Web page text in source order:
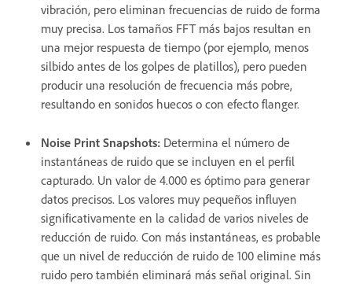
vibración, pero eliminan frecuencias de ruido de forma
muy precisa. Los tamaños FFT más bajos resultan en
una mejor respuesta de tiempo (por ejemplo, menos
silbido antes de los golpes de platillos), pero pueden
producir una resolución de frecuencia más pobre,
resultando en sonidos huecos o con efecto flanger.
Noise Print Snapshots: Determina el número de
instantáneas de ruido que se incluyen en el perfil
capturado. Un valor de 4.000 es óptimo para generar
datos precisos. Los valores muy pequeños influyen
significativamente en la calidad de varios niveles de
reducción de ruido. Con más instantáneas, es probable
que un nivel de reducción de ruido de 100 elimine más
ruido pero también eliminará más señal original. Sin